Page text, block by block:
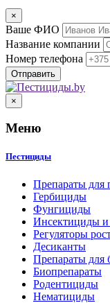
×
Ваше ФИО
Название компании
Номер телефона
×
Меню
Пестициды
Препараты для
Гербициды
Фунгициды
Инсектициды
Регуляторы
Десиканты
Препараты для
Биопрепараты
Родентициды
Нематициды